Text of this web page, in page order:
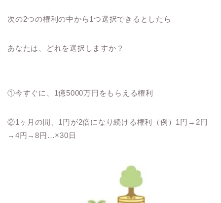
次の2つの権利の中から1つ選択できるとしたら
あなたは、どれを選択しますか？
①今すぐに、1億5000万円をもらえる権利
②1ヶ月の間、1円が2倍になり続ける権利（例）1円→2円
→4円→8円…×30日